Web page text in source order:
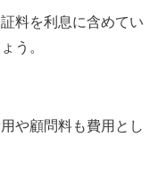
料を利息に含めてい
う。
や顧問料も費用とし